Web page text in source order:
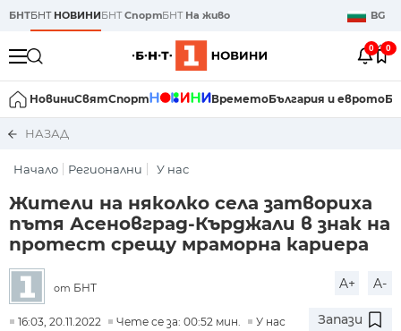
БНТБНТ НОВИНИБНТСпортБНТ На живо BG
0 0
НовиниСвятСпорт ВреметоБългария и еврото
НАЗАД
Начало Регионални У нас
Жители на няколко села затвориха
пътя Асеновград-Кърджали в знак на
протест срещу мраморна кариера
от БНТ A+ A-
16:03, 20.11.2022 Чете се за: 00:52 мин. У нас Запази